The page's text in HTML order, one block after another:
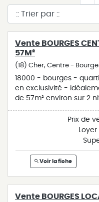
Vente BOURGES
57M²
(18) Cher, Centre -
18000 - bourges -
en exclusivité -
de 57m² environ sur 2
arrière, wc - en supplex
ou escalier 2ème
vendu libre de
profession libérale - lot
commercial -
climatisation
professionnel
Prix de
Voir la fiche
Vente BOURGES